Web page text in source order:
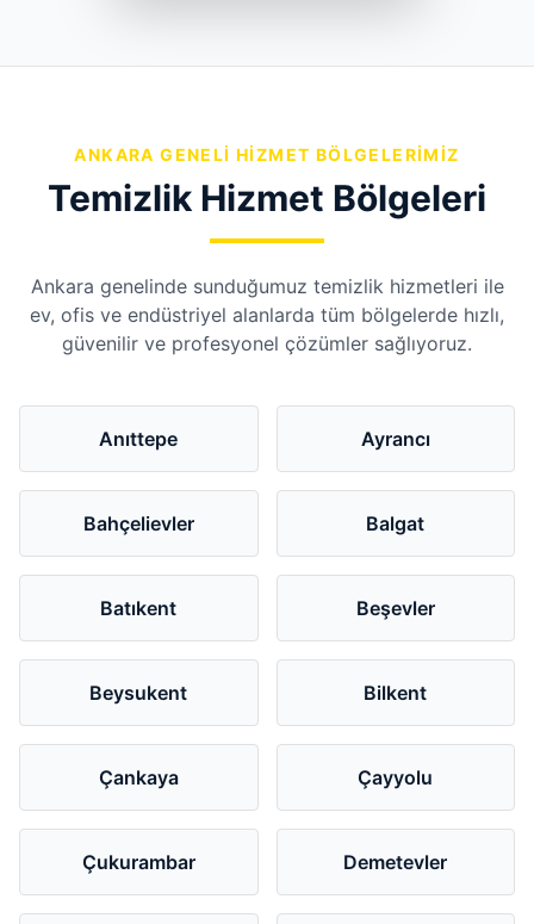
ANKARA GENELI HIZMET BÖLGELERIMIZ
Temizlik Hizmet Bölgeleri
Ankara genelinde sunduğumuz temizlik hizmetleri ile
ev, ofis ve endüstriyel alanlarda tüm bölgelerde hızlı,
güvenilir ve profesyonel çözümler sağlıyoruz.
Anıttepe Ayrancı
Bahçelievler Balgat
Batıkent Beşevler
Beysukent Bilkent
Çankaya Çayyolu
Çukurambar Demetevler